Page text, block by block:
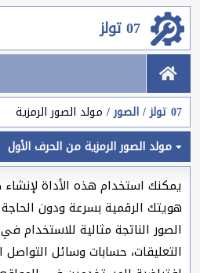
07 تولز
07 تولز الصور مولد الصور الرمزية
مولد الصور الرمزية من الحرف الأول
يمكنك استخدام هذه الأداة
هويتك الرقمية بسرعة ودون
الصور الناتجة مثالية للاستخدام
التعليقات، حسابات وسائل